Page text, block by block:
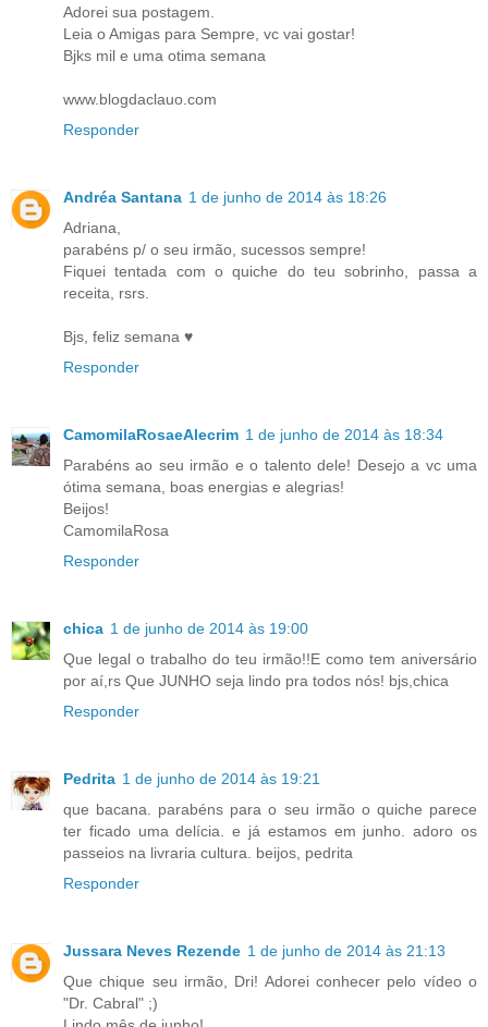
Adorei sua postagem.
Leia o Amigas para Sempre, vc vai gostar!
Bjks mil e uma otima semana
www.blogdaclauo.com
Responder
Andréa Santana 1 de junho de 2014 às 18:26
Adriana,
parabéns p/ o seu irmão, sucessos sempre!
Fiquei tentada com o quiche do teu sobrinho, passa a
receita, rsrs.
Bjs, feliz semana ♥
Responder
CamomilaRosaeAlecrim 1 de junho de 2014 às 18:34
Parabéns ao seu irmão e o talento dele! Desejo a vc uma
ótima semana, boas energias e alegrias!
Beijos!
CamomilaRosa
Responder
chica 1 de junho de 2014 às 19:00
Que legal o trabalho do teu irmão!!E como tem aniversário
por aí,rs Que JUNHO seja lindo pra todos nós! bjs,chica
Responder
Pedrita 1 de junho de 2014 às 19:21
que bacana. parabéns para o seu irmão o quiche parece
ter ficado uma delícia. e já estamos em junho. adoro os
passeios na livraria cultura. beijos, pedrita
Responder
Jussara Neves Rezende 1 de junho de 2014 às 21:13
Que chique seu irmão, Dri! Adorei conhecer pelo vídeo o
"Dr. Cabral" ;)